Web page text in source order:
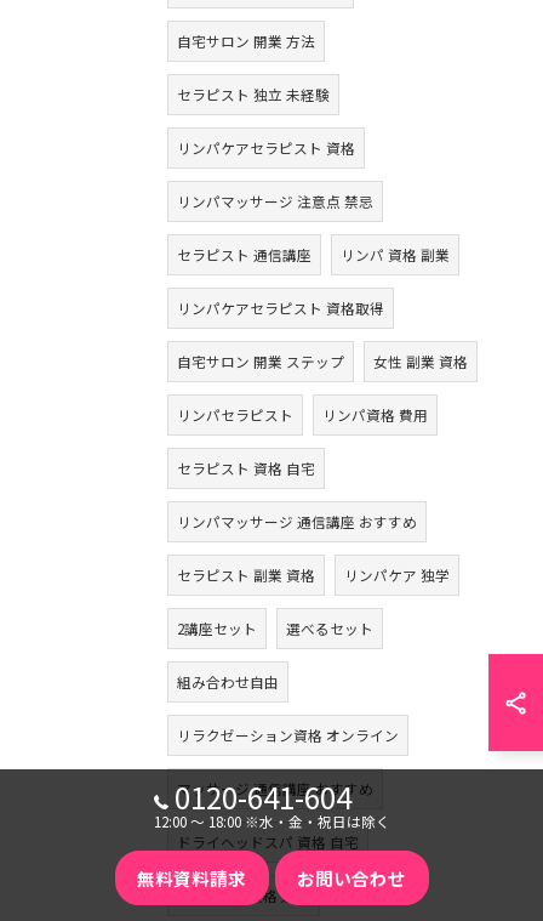
自宅サロン 開業 方法
セラピスト 独立 未経験
リンパケアセラピスト 資格
リンパマッサージ 注意点 禁忌
セラピスト 通信講座 リンパ 資格 副業
リンパケアセラピスト 資格取得
自宅サロン 開業 ステップ 女性 副業 資格
リンパセラピスト リンパ資格 費用
セラピスト 資格 自宅
リンパマッサージ 通信講座 おすすめ
セラピスト 副業 資格 リンパケア 独学
2講座セット 選べるセット
組み合わせ自由
リラクゼーション資格 オンライン
マッサージ 通信講座 おすすめ
ドライヘッドスパ 資格 自宅
バリニーズ資格 通信
0120-641-604
12:00 〜 18:00 ※水・金・祝日は除く
無料資料請求 お問い合わせ